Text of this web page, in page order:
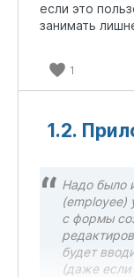
если это
занимать
1
1.2.
Надо было
(employee)
с формы
будет
(даже если